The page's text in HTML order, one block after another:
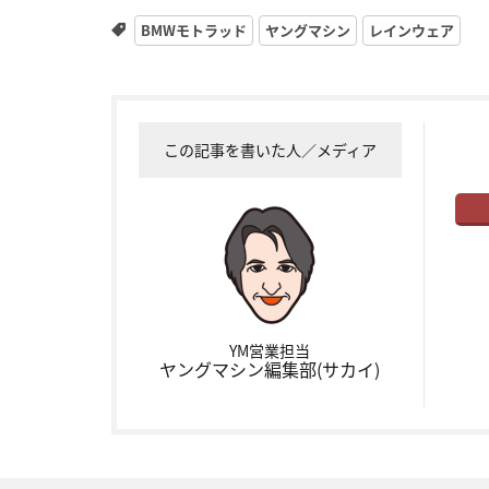
BMWモトラッド ヤングマシン レインウェア
この記事を書いた人／メディア
YM営業担当
ヤングマシン編集部(サカイ)